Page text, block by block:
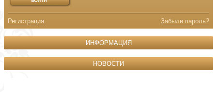
Регистрация Забыли пароль?
ИНФОРМАЦИЯ
НОВОСТИ